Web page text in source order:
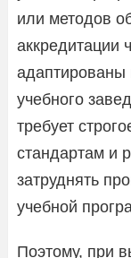
или методов
аккредитации
адаптированы
учебного
требует
стандартам и
затруднять
учебной
Поэтому, при